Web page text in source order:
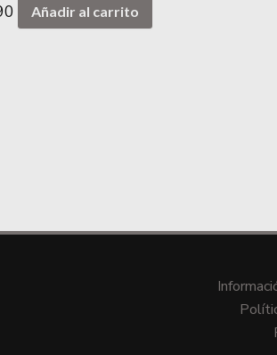
Añadir al carrito